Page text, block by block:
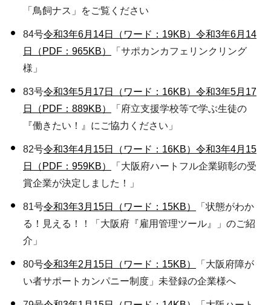
「鳥飼ナス」をご覧ください
84号令和3年6月14日（ワード：19KB） 令和3年6月14
日（PDF：965KB）
「サポカンカフェリンクリング
様」
83号令和3年5月17日（ワード：16KB） 令和3年5月17
日（PDF：889KB）
「府立支援学校等で学ぶ生徒の
『働きたい！』にご協力ください」
82号令和3年4月15日（ワード：16KB） 令和3年4月15
日（PDF：959KB）
「大阪府ハートフル企業顕彰の受
賞企業が決定しました！」
81号令和3年3月15日（ワード：15KB）
「状態がわか
る！見える！！「大阪府『雇用管理ツール』」のご紹
介」
80号令和3年2月15日（ワード：15KB）
「大阪府障が
い者サポートカンパニー制度」未登録の企業様へ